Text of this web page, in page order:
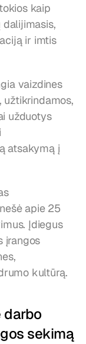
kaip
ir imtis
vaizdines
užtikrindamos,
užduotys
atsakymą į
apie 25
Įdiegus
įrangos
kultūrą.
sekimą